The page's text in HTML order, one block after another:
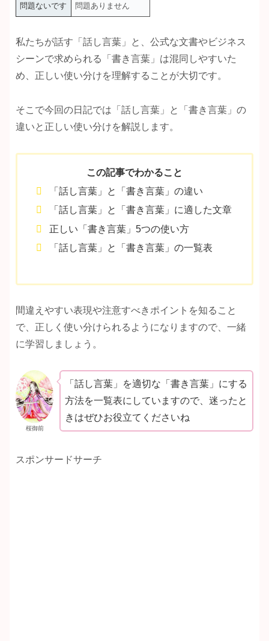
問題ないです 問題ありません
私たちが話す「話し言葉」と、公式な文書やビジネス
シーンで求められる「書き言葉」は混同しやすいた
め、正しい使い分けを理解することが大切です。
そこで今回の日記では「話し言葉」と「書き言葉」の
違いと正しい使い分けを解説します。
この記事でわかること
「話し言葉」と「書き言葉」の違い
「話し言葉」と「書き言葉」に適した文章
正しい「書き言葉」5つの使い方
「話し言葉」と「書き言葉」の一覧表
間違えやすい表現や注意すべきポイントを知ること
で、正しく使い分けられるようになりますので、一緒
に学習しましょう。
桜御前
「話し言葉」を適切な「書き言葉」にする
方法を一覧表にしていますので、迷ったと
きはぜひお役立てくださいね
スポンサードサーチ